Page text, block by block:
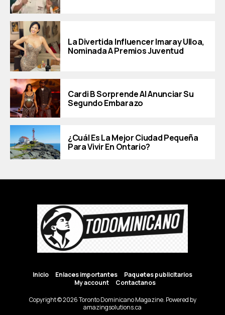
La Divertida Influencer Imaray Ulloa,
Nominada A Premios Juventud
Cardi B Sorprende Al Anunciar Su
Segundo Embarazo
¿Cuál Es La Mejor Ciudad Pequeña
Para Vivir En Ontario?
Inicio Enlaces importantes
Paquetes publicitarios
My account
Contactanos
Copyright © 2026 Toronto Dominicano Magazine. Powered by
amazingsolutions.ca